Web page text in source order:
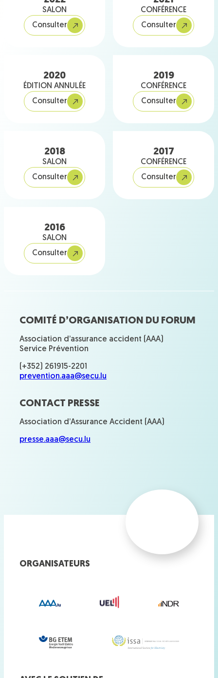
SALON
Consulter
CONFÉRENCE
Consulter
2020
ÉDITION ANNULÉE
Consulter
2019
CONFÉRENCE
Consulter
2018
SALON
Consulter
2017
CONFÉRENCE
Consulter
2016
SALON
Consulter
COMITÉ D’ORGANISATION DU FORUM
Association d’assurance accident (AAA)
Service Prévention
(+352) 261915-2201
prevention.aaa@secu.lu
CONTACT PRESSE
Association d’Assurance Accident (AAA)
presse.aaa@secu.lu
ORGANISATEURS